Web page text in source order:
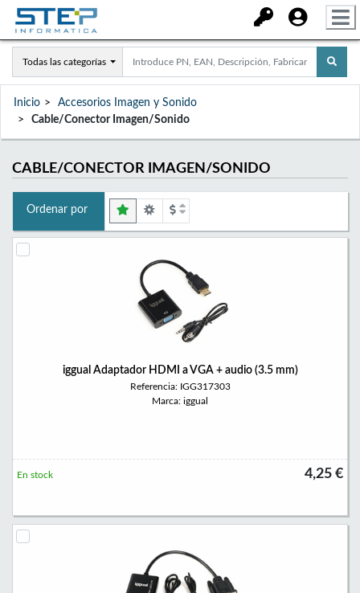
Todas las categorías
Inicio
Accesorios Imagen y Sonido
Cable/Conector Imagen/Sonido
CABLE/CONECTOR IMAGEN/SONIDO
Ordenar por
iggual Adaptador HDMI a VGA + audio (3.5 mm)
Referencia: IGG317303
Marca: iggual
4,25 €
En stock